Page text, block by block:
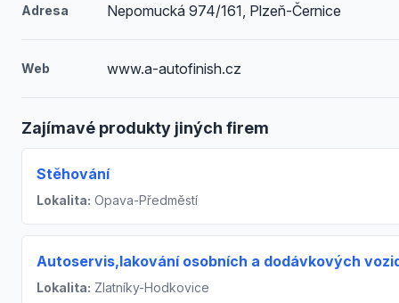
Adresa Nepomucká 974/161, Plzeň-Černice
Web www.a-autofinish.cz
Zajímavé produkty jiných firem
Stěhování
Lokalita: Opava-Předměstí
Autoservis,lakování osobních a dodávkových
Lokalita: Zlatníky-Hodkovice